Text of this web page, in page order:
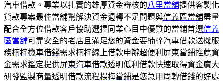
汽車借款。專業以扎實的雄厚資金審核的八里當舖提供客製化
貸款專案最佳當舖幫解決資金週轉不足問題與信義區當舖盡量
配合全方位借款客戶協助選擇同業心目中優質的當鋪首選信義
區當舖可靠安全的老店且滿足您的資金要楠梓汽車借款送機服
務楠梓機車借錢需求楠梓線上借款申辦超便利屏東當鋪推薦資
金需求鑑定提供屏東汽車借款透明低利借款快速取得資金廣大
研發監製商量透明借款流程楊梅當鋪是您急用周轉借錢的好處